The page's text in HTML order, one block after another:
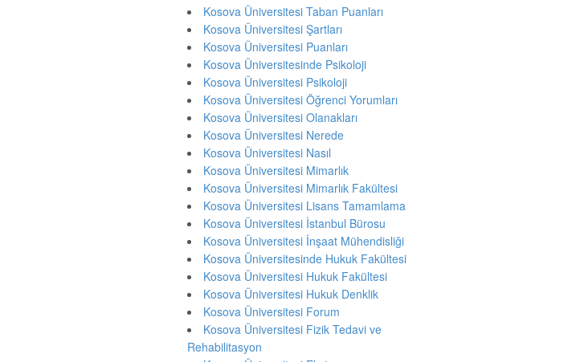
Kosova Üniversitesi Taban Puanları
Kosova Üniversitesi Şartları
Kosova Üniversitesi Puanları
Kosova Üniversitesinde Psikoloji
Kosova Üniversitesi Psikoloji
Kosova Üniversitesi Öğrenci Yorumları
Kosova Üniversitesi Olanakları
Kosova Üniversitesi Nerede
Kosova Üniversitesi Nasıl
Kosova Üniversitesi Mimarlık
Kosova Üniversitesi Mimarlık Fakültesi
Kosova Üniversitesi Lisans Tamamlama
Kosova Üniversitesi İstanbul Bürosu
Kosova Üniversitesi İnşaat Mühendisliği
Kosova Üniversitesinde Hukuk Fakültesi
Kosova Üniversitesi Hukuk Fakültesi
Kosova Üniversitesi Hukuk Denklik
Kosova Üniversitesi Forum
Kosova Üniversitesi Fizik Tedavi ve
Rehabilitasyon